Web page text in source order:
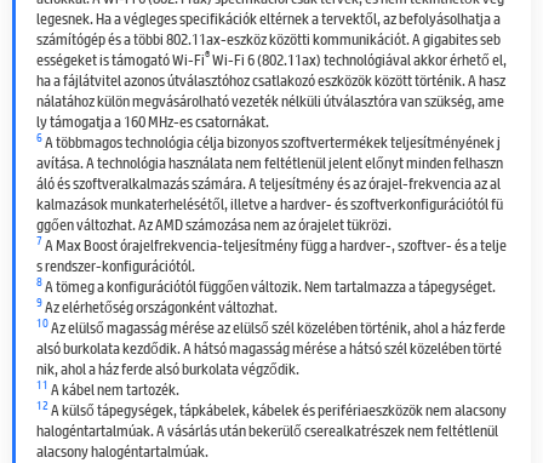
legesnek. Ha a végleges specifikációk eltérnek a tervektől, az befolyásolhatja a
számítógép és a többi 802.11ax-eszköz közötti kommunikációt. A gigabites seb
ességeket is támogató Wi-Fi®Wi-Fi 6 (802.11ax) technológiával akkor érhető el,
ha a fájlátvitel azonos útválasztóhoz csatlakozó eszközök között történik. A hasz
nálatához külön megvásárolható vezeték nélküli útválasztóra van szükség, ame
ly támogatja a 160 MHz-es csatornákat.
6A többmagos technológia célja bizonyos szoftvertermékek teljesítményének j
avítása. A technológia használata nem feltétlenül jelent előnyt minden felhaszn
áló és szoftveralkalmazás számára. A teljesítmény és az órajel-frekvencia az al
kalmazások munkaterhelésétől, illetve a hardver- és szoftverkonfigurációtól fü
ggően változhat. Az AMD számozása nem az órajelet tükrözi.
7A Max Boost órajelfrekvencia-teljesítmény függ a hardver-, szoftver- és a telje
s rendszer-konfigurációtól.
8A tömeg a konfigurációtól függően változik. Nem tartalmazza a tápegységet.
9Az elérhetőség országonként változhat.
10Az elülső magasság mérése az elülső szél közelében történik, ahol a ház ferde
alsó burkolata kezdődik. A hátsó magasság mérése a hátsó szél közelében törté
nik, ahol a ház ferde alsó burkolata végződik.
11 A kábel nem tartozék.
12A külső tápegységek, tápkábelek, kábelek és perifériaeszközök nem alacsony
halogéntartalmúak. A vásárlás után bekerülő cserealkatrészek nem feltétlenül
alacsony halogéntartalmúak.